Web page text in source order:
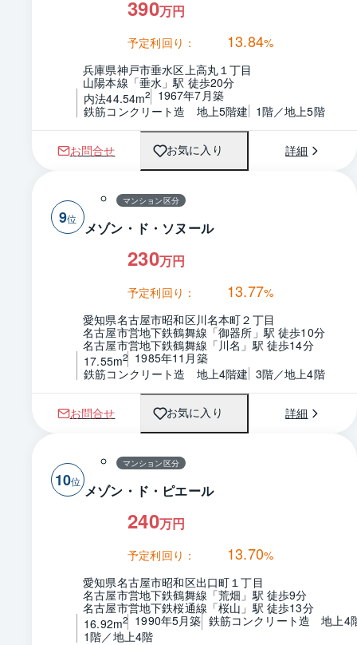
390万円
予定利回り： 13.84%
兵庫県神戸市垂水区上高丸１丁目
山陽本線「垂水」駅 徒歩20分
内法44.54m2
1967年7月築
鉄筋コンクリート造　地上5階建 1階／地上5階
お問合せ お気に入り 詳細
9
マンション区分
メゾン・ド・ソヌール
230万円
予定利回り： 13.77%
愛知県名古屋市昭和区川名本町２丁目
名古屋市営地下鉄鶴舞線「御器所」駅 徒歩10分
名古屋市営地下鉄鶴舞線「川名」駅 徒歩14分
17.55m2
1985年11月築
鉄筋コンクリート造　地上4階建 3階／地上4階
お問合せ お気に入り 詳細
10
マンション区分
メゾン・ド・ピエール
240万円
予定利回り： 13.70%
愛知県名古屋市昭和区出口町１丁目
名古屋市営地下鉄鶴舞線「荒畑」駅 徒歩9分
名古屋市営地下鉄桜通線「桜山」駅 徒歩13分
16.92m2 1990年5月築 鉄筋コンクリート造　地上4
1階／地上4階